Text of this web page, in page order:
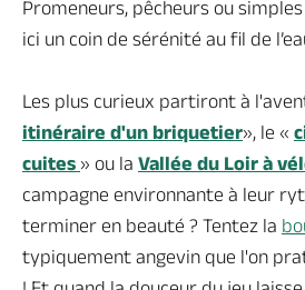
Promeneurs, pêcheurs ou
ici un coin de sérénité au fil de
Les plus curieux partiront à
itinéraire d'un briquetier», le « c
cuites » ou la Vallée du Loir à
campagne environnante à leur
terminer en beauté ? Tentez la
typiquement angevin que l'on